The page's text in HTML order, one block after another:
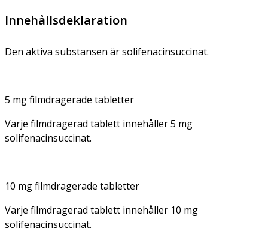
Innehållsdeklaration
Den aktiva substansen är solifenacinsuccinat.
5 mg filmdragerade tabletter
Varje filmdragerad tablett innehåller 5 mg
solifenacinsuccinat.
10 mg filmdragerade tabletter
Varje filmdragerad tablett innehåller 10 mg
solifenacinsuccinat.